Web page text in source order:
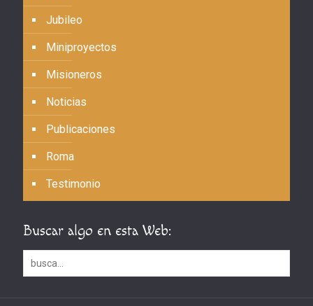
Jubileo
Miniproyectos
Misioneros
Noticias
Publicaciones
Roma
Testimonio
Buscar algo en esta Web: